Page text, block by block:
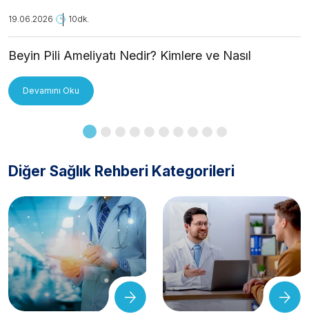
19.06.2026 10dk.
Beyin Pili Ameliyatı Nedir? Kimlere ve Nasıl
Devamını Oku
Diğer Sağlık Rehberi Kategorileri